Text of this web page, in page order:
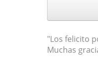
"Los felicito
Muchas